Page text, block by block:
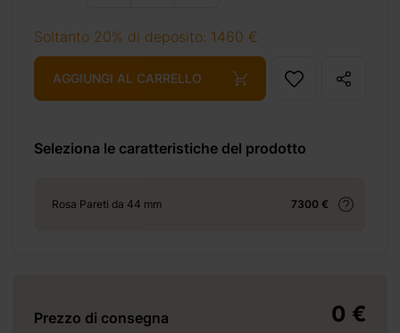
Soltanto 20% di deposito: 1460 €
AGGIUNGI AL CARRELLO
Seleziona le caratteristiche del prodotto
Rosa Pareti da 44 mm 7300 €
Prezzo di consegna 0 €
350 €